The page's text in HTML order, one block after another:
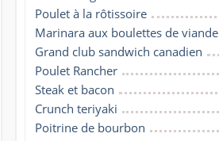
Poulet à la rôtissoire
Marinara aux boulettes de viande
Grand club sandwich canadien
Poulet Rancher
Steak et bacon
Crunch teriyaki
Poitrine de bourbon